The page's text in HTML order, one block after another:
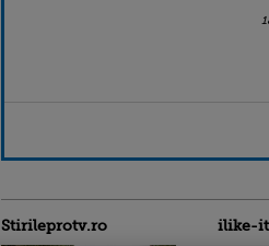
Stirileprotv.ro ilike-